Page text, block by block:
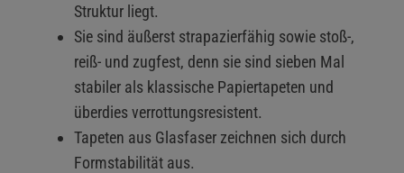
Struktur liegt.
Sie sind äußerst strapazierfähig sowie stoß-,
reiß- und zugfest, denn sie sind sieben Mal
stabiler als klassische Papiertapeten und
überdies verrottungsresistent.
Tapeten aus Glasfaser zeichnen sich durch
Formstabilität aus.